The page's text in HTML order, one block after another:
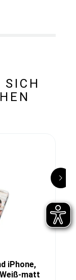
SICH
iPhone,
matt